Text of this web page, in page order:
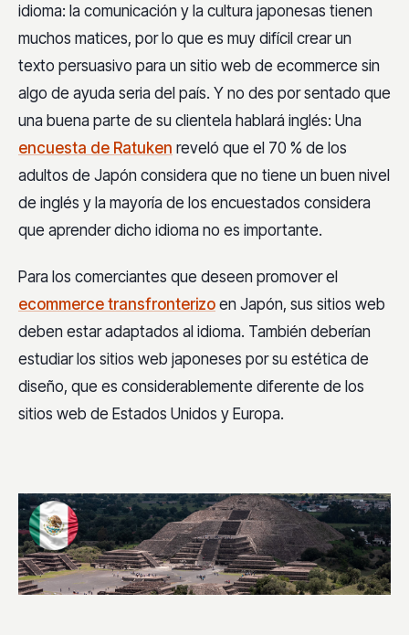
idioma: la comunicación y la cultura japonesas tienen
muchos matices, por lo que es muy difícil crear un
texto persuasivo para un sitio web de ecommerce sin
algo de ayuda seria del país. Y no des por sentado que
una buena parte de su clientela hablará inglés: Una
encuesta de Ratuken reveló que el 70 % de los
adultos de Japón considera que no tiene un buen nivel
de inglés y la mayoría de los encuestados considera
que aprender dicho idioma no es importante.
Para los comerciantes que deseen promover el
ecommerce transfronterizo en Japón, sus sitios web
deben estar adaptados al idioma. También deberían
estudiar los sitios web japoneses por su estética de
diseño, que es considerablemente diferente de los
sitios web de Estados Unidos y Europa.